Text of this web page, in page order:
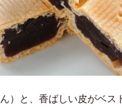
）と、香ばしい皮がベス